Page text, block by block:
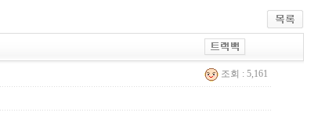
조회 : 5,161